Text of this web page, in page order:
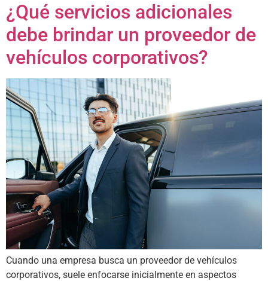
¿Qué servicios adicionales
debe brindar un proveedor de
vehículos corporativos?
Cuando una empresa busca un proveedor de vehículos
corporativos, suele enfocarse inicialmente en aspectos